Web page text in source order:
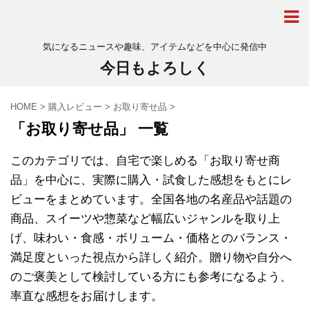
気になるニュースや趣味、アイテムなどを中心に発信中
今日もよろしく
HOME > 購入レビュー > お取り寄せ品 >
「お取り寄せ品」 一覧
このカテゴリでは、自宅で楽しめる「お取り寄せ商
品」を中心に、実際に購入・試食した感想をもとにレ
ビューをまとめています。全国各地の名産品や話題の
商品、スイーツや惣菜など幅広いジャンルを取り上
げ、味わい・食感・ボリューム・価格とのバランス・
満足度といった視点から詳しく紹介。贈り物や自分へ
のご褒美として検討している方にも参考になるよう、
率直な感想をお届けします。